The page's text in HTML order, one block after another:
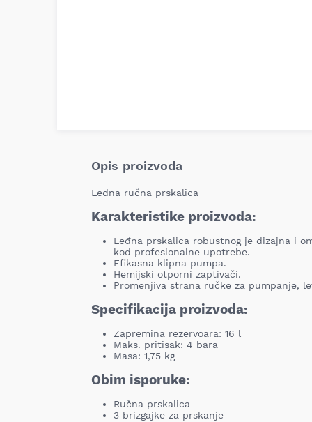
Opis proizvoda
Leđna ručna prskalica
Karakteristike proizvoda:
Leđna prskalica robustnog je dizajna i
kod profesionalne upotrebe.
Efikasna klipna pumpa.
Hemijski otporni zaptivači.
Promenjiva strana ručke za pumpanje,
Specifikacija proizvoda:
Zapremina rezervoara: 16 l
Maks. pritisak: 4 bara
Masa: 1,75 kg
Obim isporuke:
Ručna prskalica
3 brizgajke za prskanje